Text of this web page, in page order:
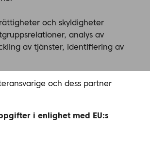
och skyldigheter
analys av
av tjänster, identifiering av
och dess partner
i enlighet med EU:s